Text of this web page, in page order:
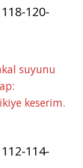
120-
suyunu
keserim.
114-